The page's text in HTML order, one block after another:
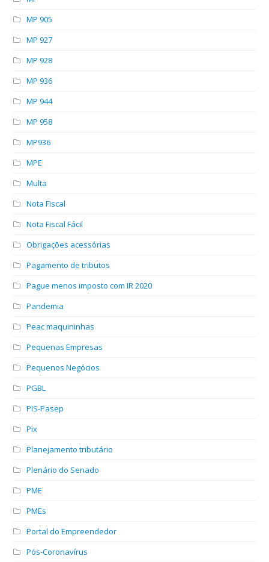
MP 905
MP 927
MP 928
MP 936
MP 944
MP 958
MP936
MPE
Multa
Nota Fiscal
Nota Fiscal Fácil
Obrigações acessórias
Pagamento de tributos
Pague menos imposto com IR 2020
Pandemia
Peac maquininhas
Pequenas Empresas
Pequenos Negócios
PGBL
PIS-Pasep
Pix
Planejamento tributário
Plenário do Senado
PME
PMEs
Portal do Empreendedor
Pós-Coronavírus